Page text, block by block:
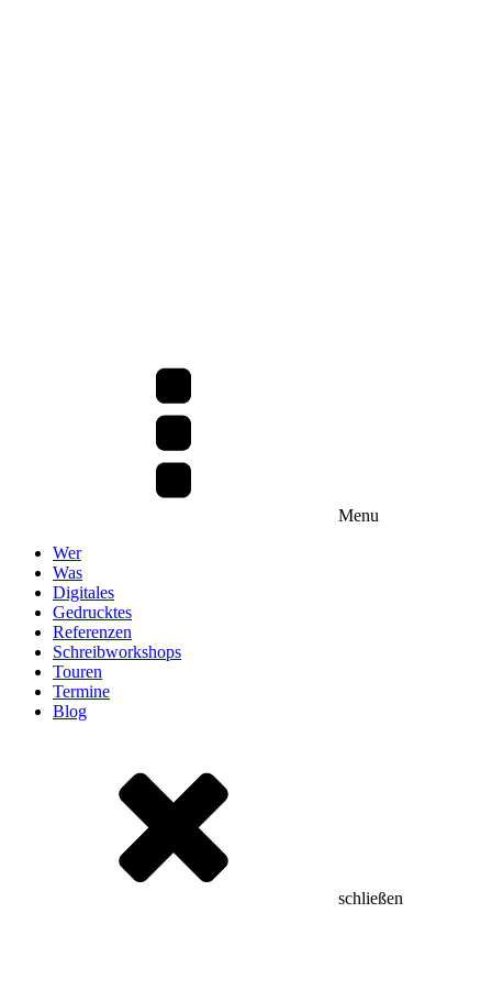
Menu
Wer
Was
Digitales
Gedrucktes
Referenzen
Schreibworkshops
Touren
Termine
Blog
schließen